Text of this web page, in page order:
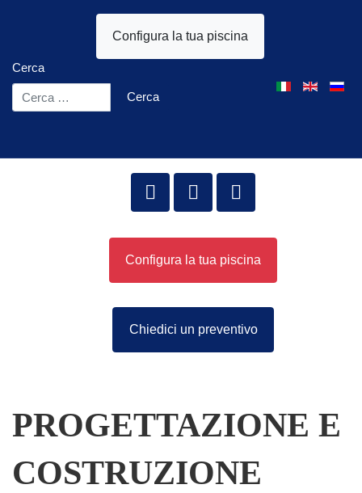
Configura la tua piscina
Cerca
Cerca
Seleziona la tua
Configura la tua piscina
Chiedici un preventivo
PROGETTAZIONE E
COSTRUZIONE